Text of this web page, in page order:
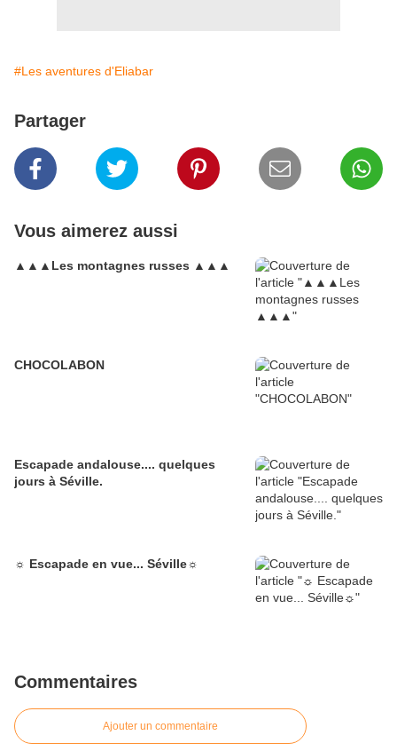
#Les aventures d'Eliabar
Partager
Vous aimerez aussi
▲▲▲Les montagnes russes ▲▲▲
CHOCOLABON
Escapade andalouse.... quelques
jours à Séville.
☼ Escapade en vue... Séville☼
Commentaires
Ajouter un commentaire